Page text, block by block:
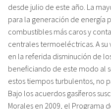
desde julio de este año. La
para la generación de energía
combustibles más caros y
centrales termoeléctricas. A
en la referida disminución de
beneficiando de este modo al
estos tiempos turbulentos, no
Bajo los acuerdos gasíferos
Morales en 2009, el Programa